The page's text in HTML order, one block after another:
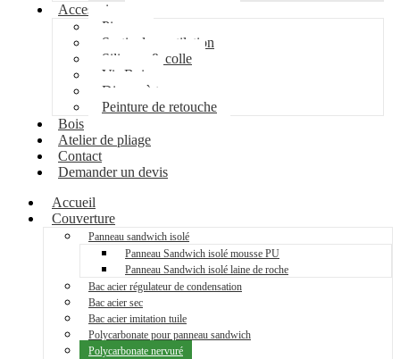
Accessoires
Pipeco
Sortie de ventilation
Silicone & colle
Vis Bois
Disque à tronçonner
Peinture de retouche
Bois
Atelier de pliage
Contact
Demander un devis
Accueil
Couverture
Panneau sandwich isolé
Panneau Sandwich isolé mousse PU
Panneau Sandwich isolé laine de roche
Bac acier régulateur de condensation
Bac acier sec
Bac acier imitation tuile
Polycarbonate pour panneau sandwich
Polycarbonate nervuré